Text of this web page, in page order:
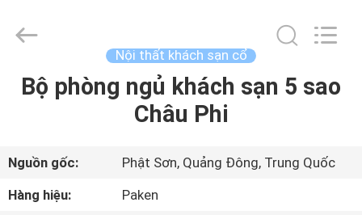
NHÀ
SẢN
PHẨM
Foshan
Paken
Nội thất khách sạn cổ
Bộ phòng ngủ khách sạn 5 sao
Châu Phi
Nguồn gốc:
Phật Sơn, Quảng Đông, Trung Quốc
Hàng hiệu:
Paken